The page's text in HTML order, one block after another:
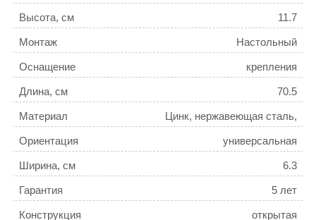
Высота, см 11.7
Монтаж Настольный
Оснащение крепления
Длина, см 70.5
Материал
Цинк, нержавеющая сталь,
стекло
Ориентация
универсальная
Ширина, см 6.3
Гарантия 5 лет
Конструкция открытая